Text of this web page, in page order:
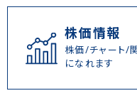
株価情報
株価/チャート/
になれます